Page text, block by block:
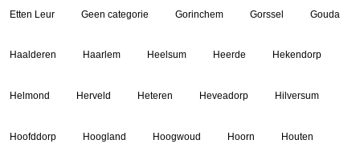
Etten Leur Geen categorie Gorinchem Gorssel Gouda
Haalderen Haarlem Heelsum Heerde Hekendorp
Helmond Herveld Heteren Heveadorp Hilversum
Hoofddorp Hoogland Hoogwoud Hoorn Houten